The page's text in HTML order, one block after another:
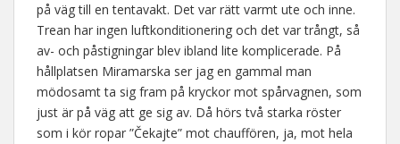
på väg till en tentavakt. Det var rätt varmt ute och inne.
Trean har ingen luftkonditionering och det var trångt, så
av- och påstigningar blev ibland lite komplicerade. På
hållplatsen Miramarska ser jag en gammal man
mödosamt ta sig fram på kryckor mot spårvagnen, som
just är på väg att ge sig av. Då hörs två starka röster
som i kör ropar ”Čekajte” mot chauffören, ja, mot hela